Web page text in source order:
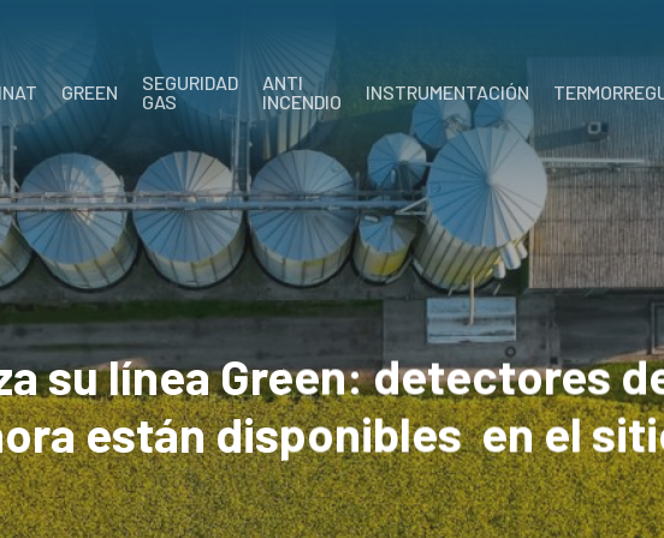
GREEN
SEGURIDAD
GAS
ANTI
INCENDIO
INSTRUMENTACIÓN
su línea Green: detectores
están disponibles en el